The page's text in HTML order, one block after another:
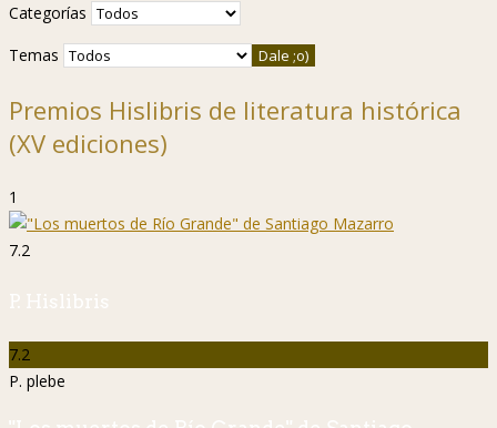
Categorías
Temas
Premios Hislibris de literatura histórica
(XV ediciones)
1
7.2
P. Hislibris
7.2
P. plebe